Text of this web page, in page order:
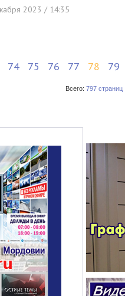
2023 / 14:35
74 75 76 77 78 79
Всего: 797 страниц